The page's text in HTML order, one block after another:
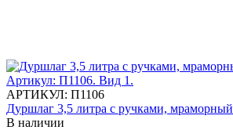
АРТИКУЛ: П1106
Дуршлаг 3,5 литра с ручками, мраморный
В наличии